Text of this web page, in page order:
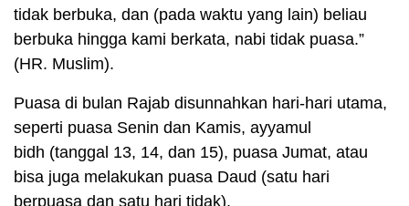
tidak berbuka, dan (pada waktu yang lain) beliau
berbuka hingga kami berkata, nabi tidak puasa.”
(HR. Muslim).
Puasa di bulan Rajab disunnahkan hari-hari utama,
seperti puasa Senin dan Kamis, ayyamul
bidh (tanggal 13, 14, dan 15), puasa Jumat, atau
bisa juga melakukan puasa Daud (satu hari
berpuasa dan satu hari tidak).